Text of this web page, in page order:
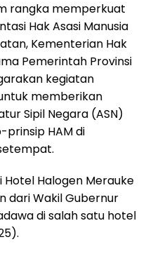
rangka memperkuat
Hak Asasi Manusia
Kementerian Hak
Pemerintah Provinsi
kegiatan
memberikan
Sipil Negara (ASN)
HAM di
Halogen Merauke
dari Wakil Gubernur
di salah satu hotel